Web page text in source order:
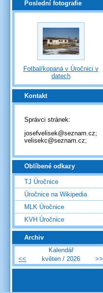
Poslední fotografie
Fotbal/kopaná v Úročnici v
datech
Kontakt
Správci stránek:
josefvelisek@seznam.cz;
velisekc@seznam.cz;
Oblíbené odkazy
TJ Úročnice
Úročnice na Wikipedia
MLK Úročnice
KVH Úročnice
Archiv
Kalendář
<<
květen / 2026 >>